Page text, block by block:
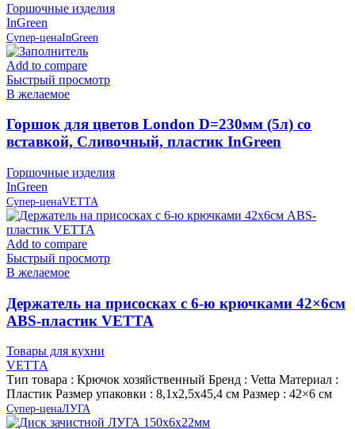
Горшочные изделия
InGreen
Супер-ценаInGreen
Add to compare
Быстрый просмотр
В желаемое
Горшок для цветов London D=230мм (5л) со
вставкой, Сливочный, пластик InGreen
Горшочные изделия
InGreen
Супер-ценаVETTA
Add to compare
Быстрый просмотр
В желаемое
Держатель на присосках с 6-ю крючками 42×6см
ABS-пластик VETTA
Товары для кухни
VETTA
Тип товара : Крючок хозяйственный Бренд : Vetta Материал :
Пластик Размер упаковки : 8,1х2,5х45,4 см Размер : 42×6 см
Супер-ценаЛУГА